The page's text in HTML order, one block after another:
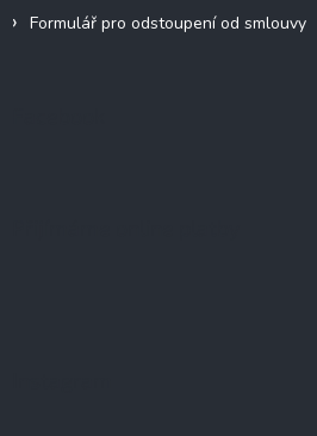
Formulář pro odstoupení od smlouvy